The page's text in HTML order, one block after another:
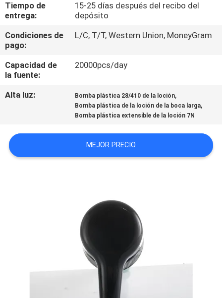
ÉNTRENOS
EN
CONTACTO
CON
NOTICIAS
Tiempo de
entrega:
15-25 días después del recibo del
depósito
Condiciones de
pago:
L/C, T/T, Western Union, MoneyGram
Capacidad de
la fuente:
20000pcs/day
Alta luz: Bomba plástica 28/410 de la loción,
Bomba plástica de la loción de la boca larga,
Bomba plástica extensible de la loción 7N
MEJOR PRECIO